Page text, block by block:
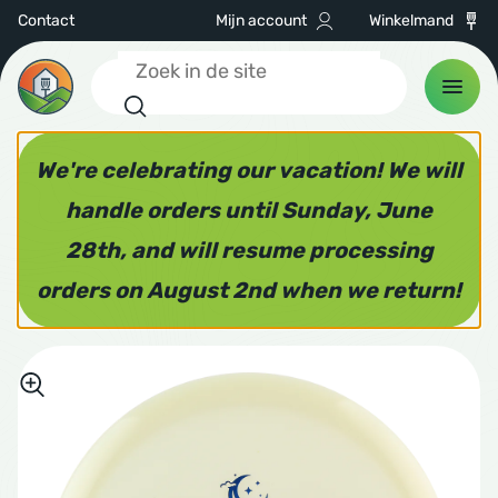
Contact Mijn account Winkelmand
drivers
drivers
Discs
Discs
Kwik Stik
64
& CARTS
Kwik Stik
Sacs
Zoeken
We're celebrating our vacation! We will
handle orders until Sunday, June
28th, and will resume processing
orders on August 2nd when we return!